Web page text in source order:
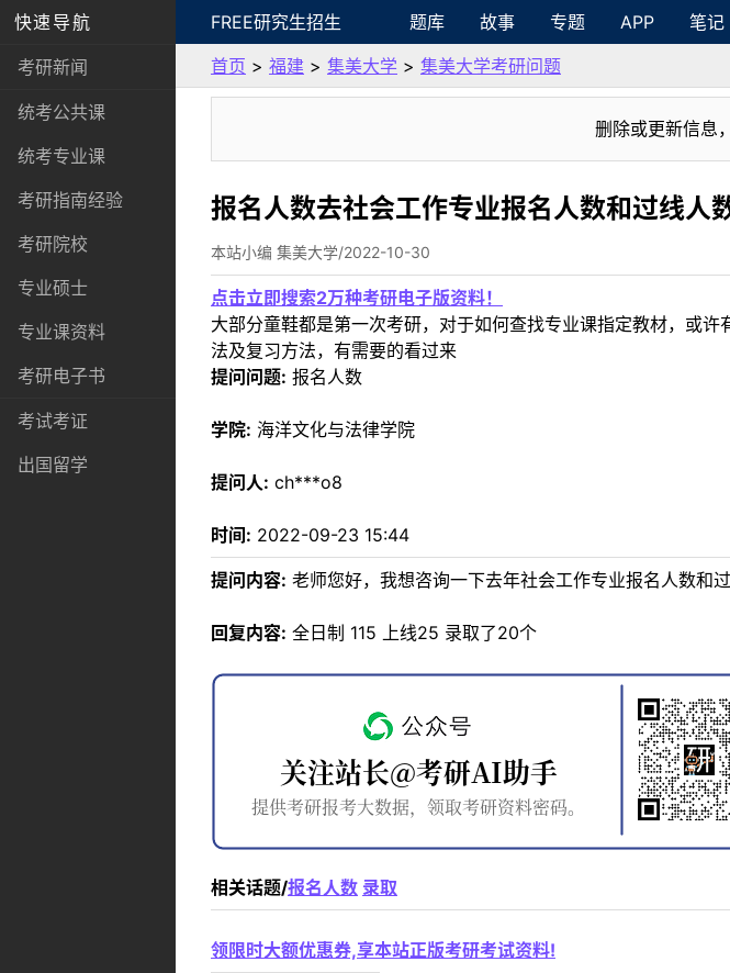
快速导航
考研新闻
统考公共课
统考专业课
考研指南经验
考研院校
专业硕士
专业课资料
考研电子书
考试考证
出国留学
FREE研究生招生 题库 故事 专题 APP 笔记
首页 > 福建 > 集美大学 > 集美大学考研问题
删除或更新信息
报名人数去社会工作专业报名人数和过线人
本站小编 集美大学/2022-10-30
点击立即搜索2万种考研电子版资料！
大部分童鞋都是第一次考研，对于如何查找专业课指定教材，或
法及复习方法，有需要的看过来
提问问题: 报名人数
学院: 海洋文化与法律学院
提问人: ch***o8
时间: 2022-09-23 15:44
提问内容: 老师您好，我想咨询一下去年社会工作专业报名人数和
回复内容: 全日制 115 上线25 录取了20个
相关话题/报名人数 录取
领限时大额优惠券,享本站正版考研考试资料!